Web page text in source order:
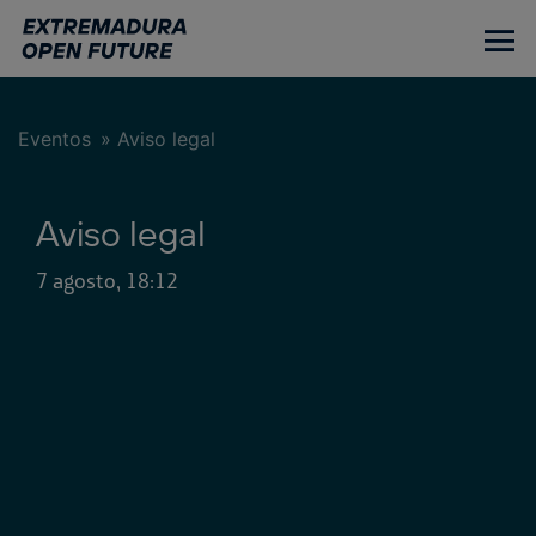
contenido
Eventos » Aviso legal
Aviso legal
7 agosto, 18:12